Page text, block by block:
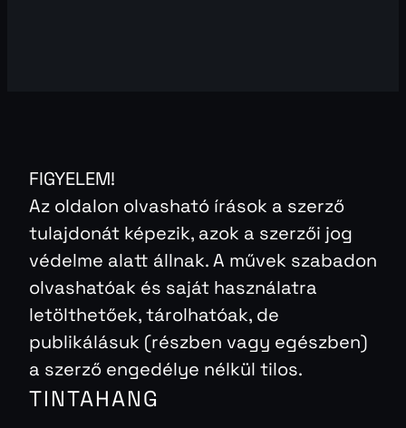
FIGYELEM!
Az oldalon olvasható írások a szerző
tulajdonát képezik, azok a szerzői jog
védelme alatt állnak. A művek szabadon
olvashatóak és saját használatra
letölthetőek, tárolhatóak, de
publikálásuk (részben vagy egészben)
a szerző engedélye nélkül tilos.
TINTAHANG